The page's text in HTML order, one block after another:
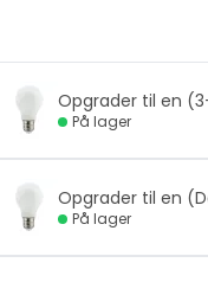
Opgrader til en
På lager
Opgrader til en
På lager